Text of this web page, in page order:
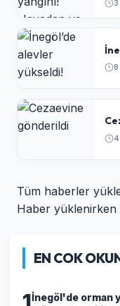
Tüm haberler
Haber
EN COK
İnegöl'de orman